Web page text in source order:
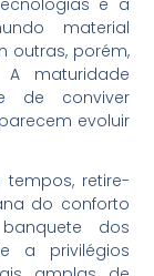
material
outras, porém,
maturidade
de conviver
evoluir
retire-
do conforto
dos
a privilégios